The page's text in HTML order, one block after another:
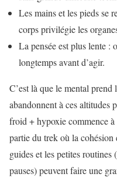
Les mains et les pieds se
corps privilégie les
La pensée est plus lente :
longtemps avant d’agir.
C’est là que le mental
abandonnent à ces altitudes
froid + hypoxie commence à
partie du trek où la
guides et les petites
pauses) peuvent faire une